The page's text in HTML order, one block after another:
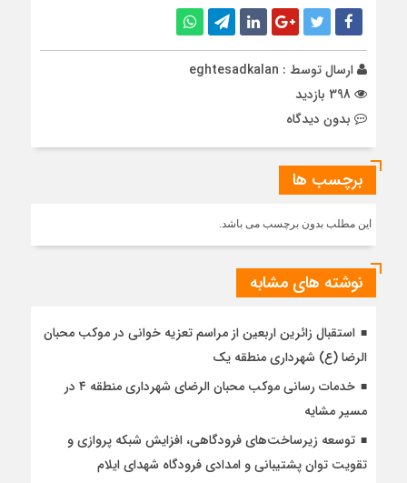
ارسال توسط : eghtesadkalan
بدون دیدگاه
برچسب ها
این مطلب بدون برچسب می باشد.
نوشته های مشابه
استقبال زائرین اربعین از مراسم تعزیه خوانی در موکب محبان
الرضا (ع) شهرداری منطقه یک
خدمات رسانی موکب محبان الرضای شهرداری منطقه ۴ در
مسیر مشایه
توسعه زیرساخت‌های فرودگاهی، افزایش شبکه پروازی و
تقویت توان پشتیبانی و امدادی فرودگاه شهدای ایلام